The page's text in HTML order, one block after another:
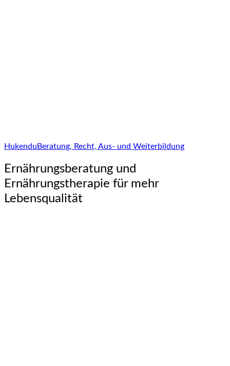
Hukendu Beratung, Recht, Aus- und Weiterbildung
Ernährungsberatung und
Ernährungstherapie für mehr
Lebensqualität